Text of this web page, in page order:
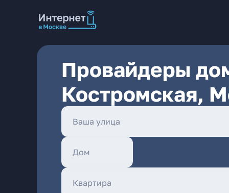
Провайдеры
Костромская,